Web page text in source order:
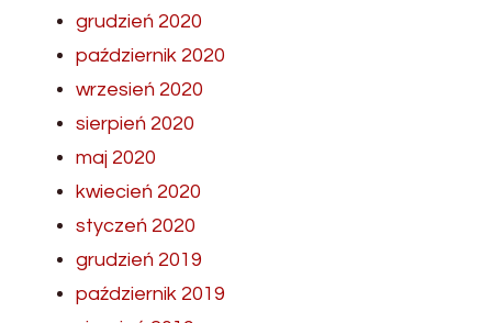
grudzień 2020
październik 2020
wrzesień 2020
sierpień 2020
maj 2020
kwiecień 2020
styczeń 2020
grudzień 2019
październik 2019